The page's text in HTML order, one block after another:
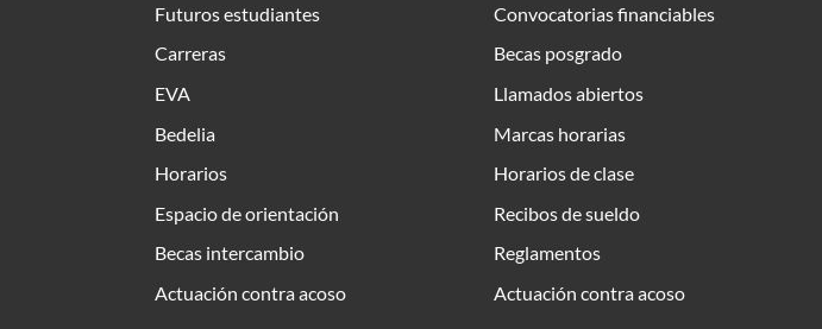
Futuros estudiantes
Carreras
EVA
Bedelia
Horarios
Espacio de orientación
Becas intercambio
Actuación contra acoso
Convocatorias financiables
Becas posgrado
Llamados abiertos
Marcas horarias
Horarios de clase
Recibos de sueldo
Reglamentos
Actuación contra acoso